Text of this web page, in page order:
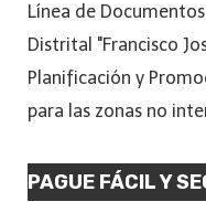
Línea de
Distrital "Francisco
Planificación y
para las zonas no
PAGUE FÁCIL Y